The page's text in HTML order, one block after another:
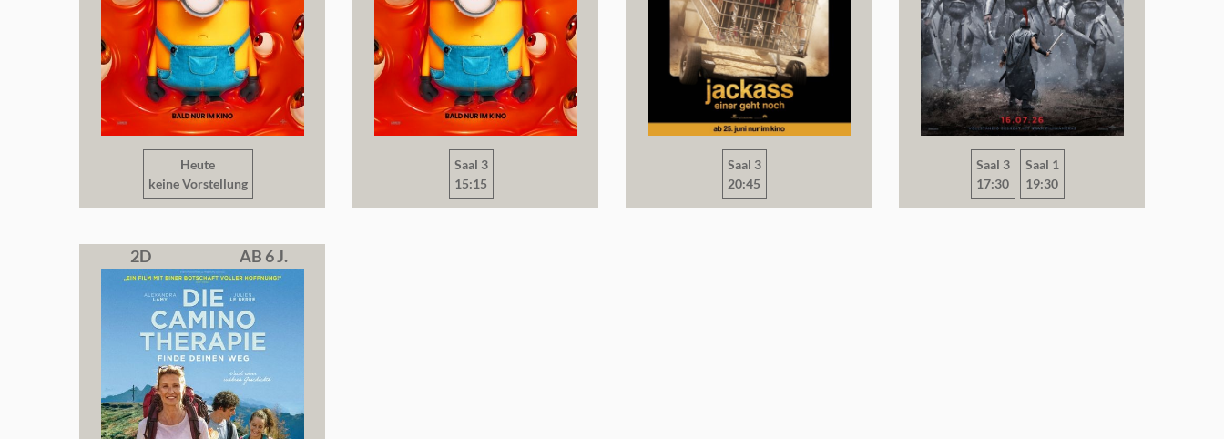
Heute
keine Vorstellung
Saal 3
15:15
Saal 3
20:45
Saal 3
17:30
Saal 1
19:30
2D AB 6 J.